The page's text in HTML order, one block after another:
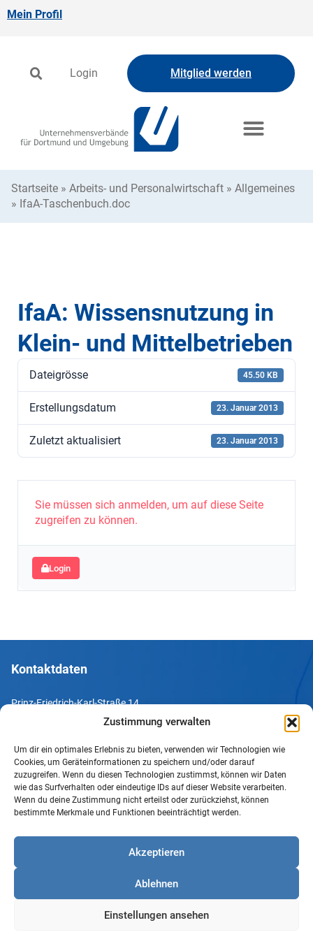
Zustimmung verwalten
Um dir ein optimales Erlebnis zu bieten, verwenden wir Technologien wie
Cookies, um Geräteinformationen zu speichern und/oder darauf
zuzugreifen. Wenn du diesen Technologien zustimmst, können wir Daten
wie das Surfverhalten oder eindeutige IDs auf dieser Website verarbeiten.
Wenn du deine Zustimmung nicht erteilst oder zurückziehst, können
bestimmte Merkmale und Funktionen beeinträchtigt werden.
Akzeptieren
Ablehnen
Einstellungen ansehen
Mein Profil
Login Mitglied werden
Startseite » Arbeits- und Personalwirtschaft » Allgemeines
» IfaA-Taschenbuch.doc
IfaA: Wissensnutzung in
Klein- und Mittelbetrieben
Dateigrösse 45.50 KB
Erstellungsdatum 23. Januar 2013
Zuletzt aktualisiert 23. Januar 2013
Sie müssen sich anmelden, um auf diese Seite
zugreifen zu können.
Login
Kontaktdaten
Prinz-Friedrich-Karl-Straße 14
Tel. +49 231 952052-10
Fax +49 231 952052-60
e-Mail info@uv-do.de
Internet www.uv-do.de
Impressum